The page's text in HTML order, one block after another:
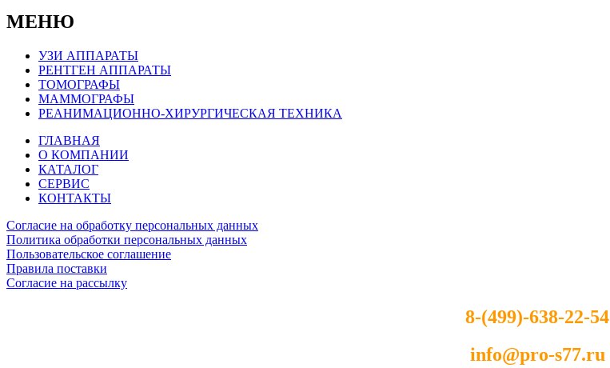
МЕНЮ
УЗИ АППАРАТЫ
РЕНТГЕН АППАРАТЫ
ТОМОГРАФЫ
МАММОГРАФЫ
РЕАНИМАЦИОННО-ХИРУРГИЧЕСКАЯ ТЕХНИКА
ГЛАВНАЯ
О КОМПАНИИ
КАТАЛОГ
СЕРВИС
КОНТАКТЫ
Согласие на обработку персональных данных
Политика обработки персональных данных
Пользовательское соглашение
Правила поставки
Согласие на рассылку
8-(499)-638-22-54
info@pro-s77.ru